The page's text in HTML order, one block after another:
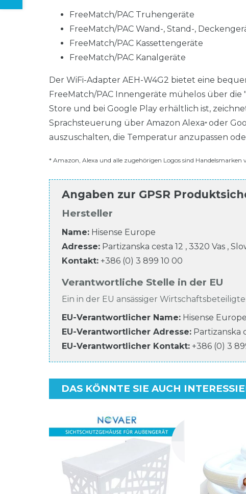
FreeMatch/PAC Truhengeräte
FreeMatch/PAC Wand-, Stand-,
FreeMatch/PAC Kassettengeräte
FreeMatch/PAC Kanalgeräte
Der WiFi-Adapter AEH-W4G2 bietet eine
FreeMatch/PAC Innengeräte mühelos über die
Store und bei Google Play erhältlich ist,
Sprachsteuerung über Amazon Alexa* oder
auszuschalten, die Temperatur anzupassen
* Amazon, Alexa und alle zugehörigen Logos sind
Angaben zur GPSR
Hersteller
Name: Hisense Europe
Adresse: Partizanska cesta 12 , 3320 Vas ,
Kontakt: +386 (0) 3 899 10 00
Verantwortliche Stelle in der EU
Ein in der EU ansässiger
EU-Verantwortlicher Name: Hisense Europe
EU-Verantwortlicher Adresse: Partizanska
EU-Verantwortlicher Kontakt: +386 (0) 3
DAS KÖNNTE SIE AUCH